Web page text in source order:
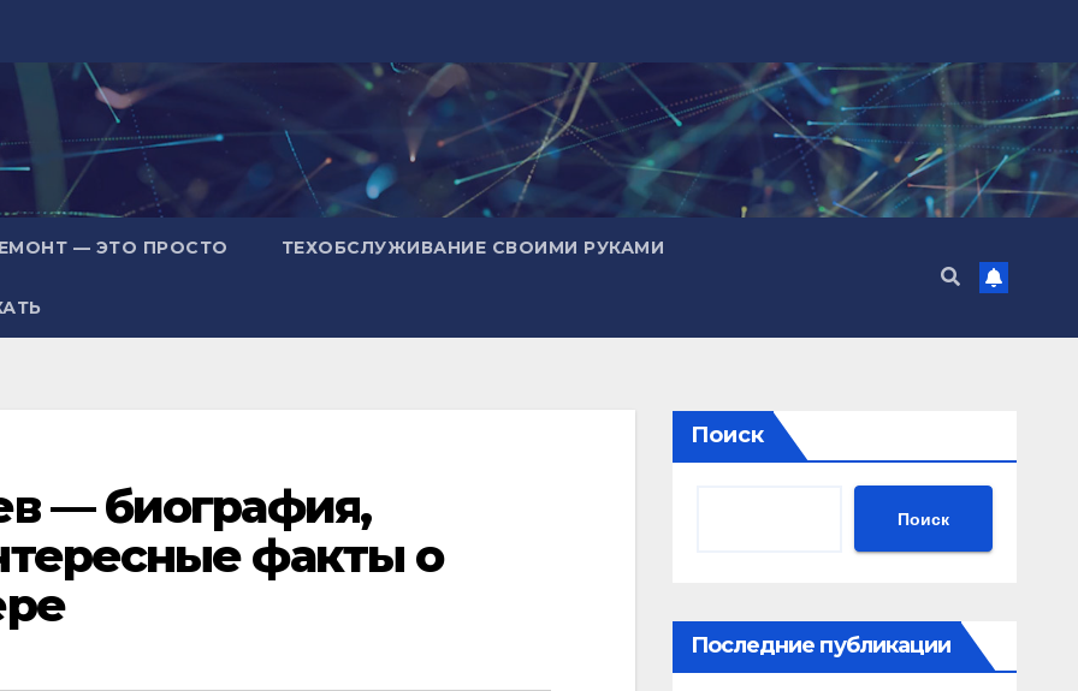
— ЭТО ПРОСТО ТЕХОБСЛУЖИВАНИЕ СВОИМИ РУКАМИ
— биография,
факты о
Поиск
Поиск
Последние публикации